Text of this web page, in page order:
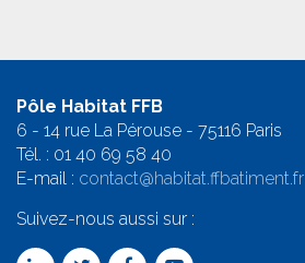
Pôle Habitat FFB
6 - 14 rue La Pérouse - 75116 Paris
Tél. : 01 40 69 58 40
E-mail : contact@habitat.ffbatiment.fr
Suivez-nous aussi sur :